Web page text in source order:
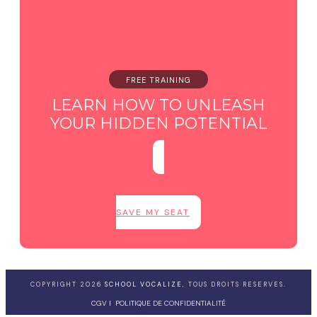
FREE TRAINING
LEARN HOW TO UNLEASH
YOUR HIDDEN POTENTIAL
SAVE MY SEAT
COPYRIGHT 2026 SCHOOL VOCALIZE , TOUS DROITS RESERVES.
CGV I POLITIQUE DE CONFIDENTIALITÉ